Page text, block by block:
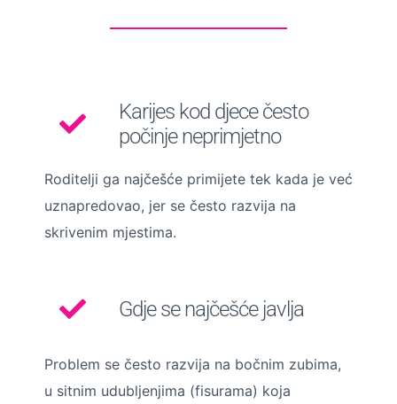
Karijes kod djece često
počinje neprimjetno
Roditelji ga najčešće primijete tek kada je već
uznapredovao, jer se često razvija na
skrivenim mjestima.
Gdje se najčešće javlja
Problem se često razvija na bočnim zubima,
u sitnim udubljenjima (fisurama) koja